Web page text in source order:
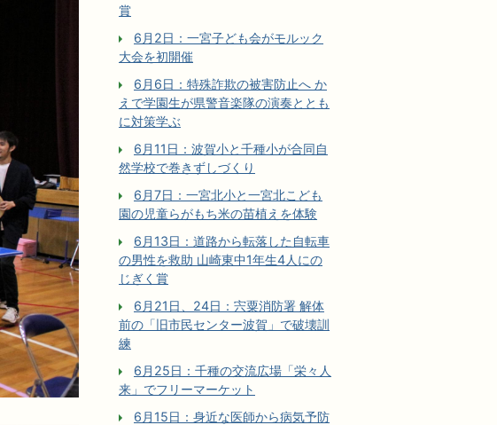
賞
6月2日：一宮子ども会がモルック
大会を初開催
6月6日：特殊詐欺の被害防止へ か
えで学園生が県警音楽隊の演奏ととも
に対策学ぶ
6月11日：波賀小と千種小が合同自
然学校で巻きずしづくり
6月7日：一宮北小と一宮北こども
園の児童らがもち米の苗植えを体験
6月13日：道路から転落した自転車
の男性を救助 山崎東中1年生4人にの
じぎく賞
6月21日、24日：宍粟消防署 解体
前の「旧市民センター波賀」で破壊訓
練
6月25日：千種の交流広場「栄々人
来」でフリーマーケット
6月15日：身近な医師から病気予防